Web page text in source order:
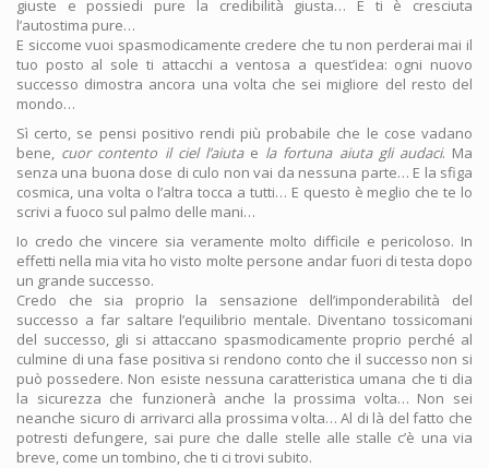
giuste e possiedi pure la credibilità giusta… E ti è cresciuta
l’autostima pure…
E siccome vuoi spasmodicamente credere che tu non perderai mai il
tuo posto al sole ti attacchi a ventosa a quest’idea: ogni nuovo
successo dimostra ancora una volta che sei migliore del resto del
mondo…
Sì certo, se pensi positivo rendi più probabile che le cose vadano
bene, cuor contento il ciel l’aiutae la fortuna aiuta gli audaci. Ma
senza una buona dose di culo non vai da nessuna parte… E la sfiga
cosmica, una volta o l’altra tocca a tutti… E questo è meglio che te lo
scrivi a fuoco sul palmo delle mani…
Io credo che vincere sia veramente molto difficile e pericoloso. In
effetti nella mia vita ho visto molte persone andar fuori di testa dopo
un grande successo.
Credo che sia proprio la sensazione dell’imponderabilità del
successo a far saltare l’equilibrio mentale. Diventano tossicomani
del successo, gli si attaccano spasmodicamente proprio perché al
culmine di una fase positiva si rendono conto che il successo non si
può possedere. Non esiste nessuna caratteristica umana che ti dia
la sicurezza che funzionerà anche la prossima volta… Non sei
neanche sicuro di arrivarci alla prossima volta… Al di là del fatto che
potresti defungere, sai pure che dalle stelle alle stalle c’è una via
breve, come un tombino, che ti ci trovi subito.